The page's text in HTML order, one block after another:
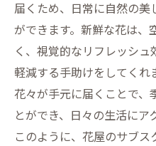
届くため、日常に自然の美
ができます。新鮮な花は、
く、視覚的なリフレッシ
軽減する手助けをしてくれ
花々が手元に届くことで、
とができ、日々の生活にア
このように、花屋のサブ